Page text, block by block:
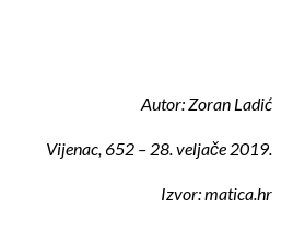
Autor: Zoran Ladić
Vijenac, 652 – 28. veljače 2019.
Izvor: matica.hr